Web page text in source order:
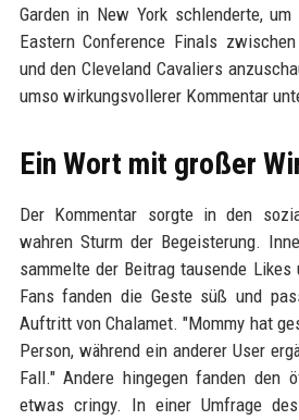
Garden in New York schlenderte,
Eastern Conference Finals
und den Cleveland Cavaliers
umso wirkungsvollerer Kommentar
Ein Wort mit großer
Der Kommentar sorgte in den
wahren Sturm der Begeisterung.
sammelte der Beitrag tausende
Fans fanden die Geste süß und
Auftritt von Chalamet. "Mommy hat
Person, während ein anderer User
Fall." Andere hingegen fanden den
etwas cringy. In einer Umfrage